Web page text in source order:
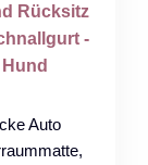
Rücksitz
-
Auto